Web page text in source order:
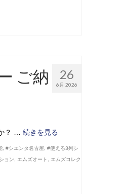
26
6月 2026
ご納
か？ …続きを見る
,#シエンタ名古屋 ,#使える3列シ
ョン エムズオート
エムズコレク